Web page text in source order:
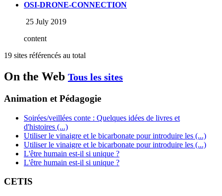
OSI-DRONE-CONNECTION
25 July 2019
content
19 sites référencés au total
On the Web Tous les sites
Animation et Pédagogie
Soirées/veillées conte : Quelques idées de livres et
d'histoires (...)
Utiliser le vinaigre et le bicarbonate pour introduire les (...)
Utiliser le vinaigre et le bicarbonate pour introduire les (...)
L'être humain est-il si unique ?
L'être humain est-il si unique ?
CETIS